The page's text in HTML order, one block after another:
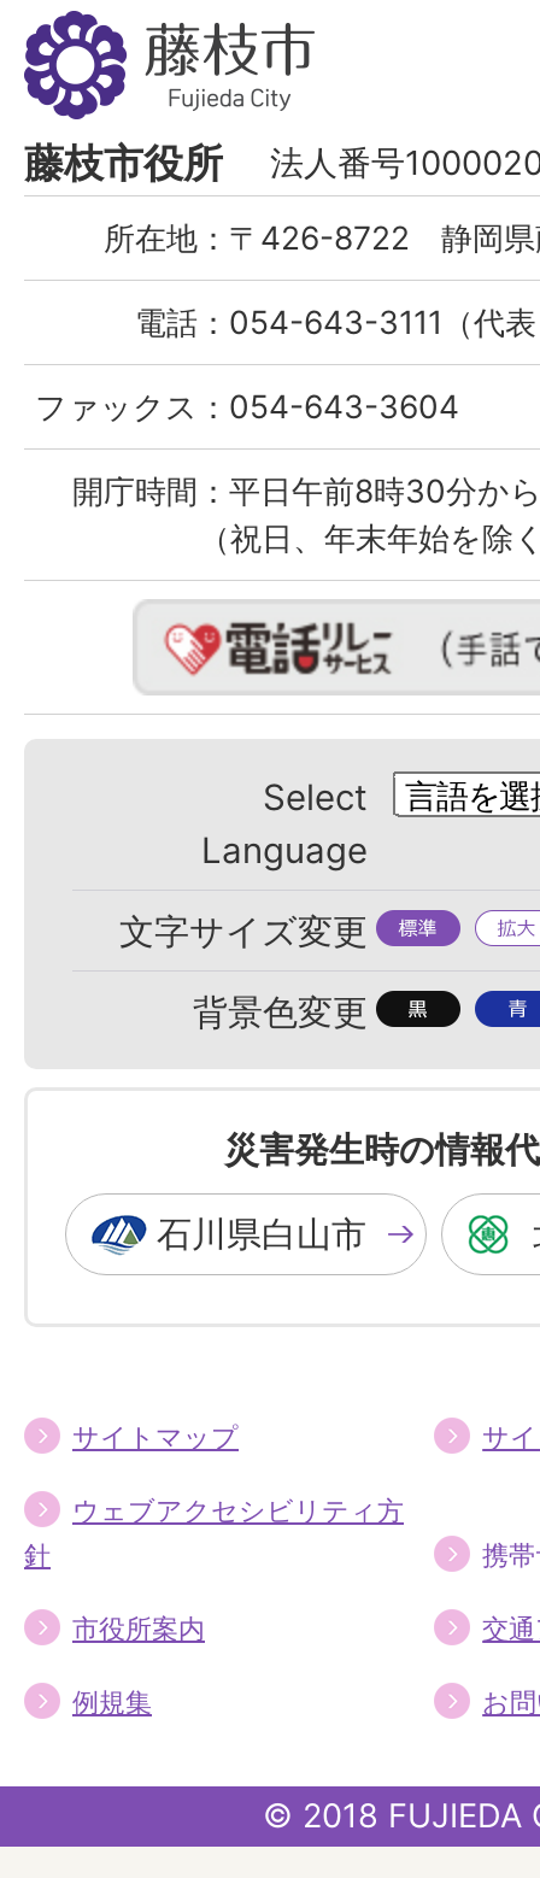
藤
枝
市
Fujieda
City
藤枝市役所 法人番号
所在地： 〒426-8722 静岡県
電話： 054-643-3111（代
ファックス： 054-643-3604
開庁時間： 平日午前8時30分か
（祝日、年末年始を除
Select
Language
文字サイズ変更 標
準
拡
大
背景色変更 背
色
を
黒
色
に
背
色
を
青
色
に
災害発生時の情報
石川県白山市
サイトマップ サ
ウェブアクセシビリティ方
針
携
市役所案内 交
例規集 お
© 2018 FUJIEDA